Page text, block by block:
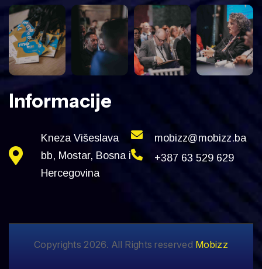
Informacije
Kneza Višeslava
bb, Mostar, Bosna i
Hercegovina
mobizz@mobizz.ba
+387 63 529 629
Copyrights 2026. All Rights reserved Mobizz